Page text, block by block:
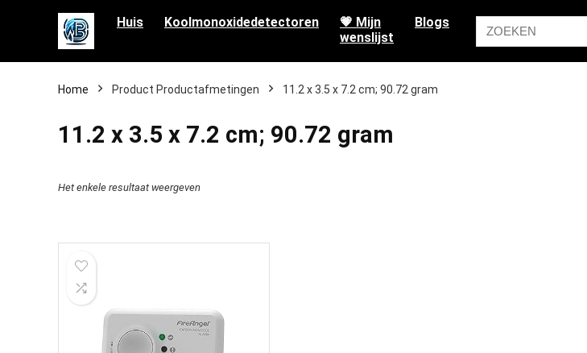
Huis Koolmonoxidedetectoren
💗 Mijn
wenslijst
Blogs
Home Product Productafmetingen ‎11.2 x 3.5 x 7.2 cm; 90.72 gram
‎11.2 x 3.5 x 7.2 cm; 90.72 gram
Het enkele resultaat weergeven